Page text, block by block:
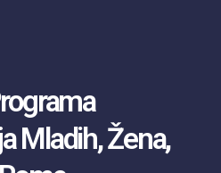
Mladih, Žena,